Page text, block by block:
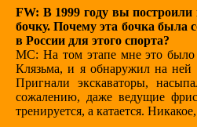
FW: В 1999 году вы построили
бочку. Почему эта бочка была
в России для этого спорта?
МС: На том этапе мне это было
Клязьма, и я обнаружил на ней
Пригнали экскаваторы,
сожалению, даже ведущие
тренируется, а катается.